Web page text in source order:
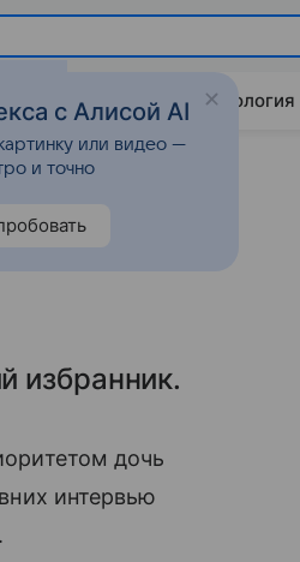
Стиль жизни Психология
избранник.
дочь
интервью
с Алисой AI
или видео —
и точно